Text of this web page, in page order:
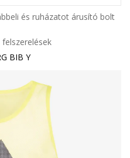
és ruházatot árusító bolt
felszerelések
BIB Y